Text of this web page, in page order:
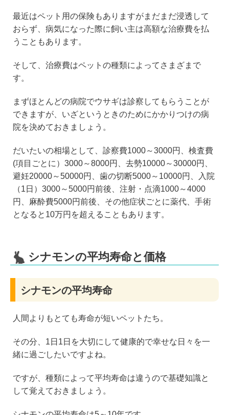
最近はペット用の保険もありますがまだまだ浸透して
おらず、病気になった際に飼い主は高額な治療費を払
うこともあります。
そして、治療費はペットの種類によってさまざまで
す。
まずほとんどの病院でウサギは診察してもらうことが
できますが、いざというときのためにかかりつけの病
院を決めておきましょう。
だいたいの相場として、診察費1000～3000円、検査費
(項目ごとに）3000～8000円、去勢10000～30000円、
避妊20000～50000円、歯の切断5000～10000円、入院
（1日）3000～5000円前後、注射・点滴1000～4000
円、麻酔費5000円前後、その他症状ごとに薬代、手術
となると10万円を超えることもあります。
シナモンの平均寿命と価格
シナモンの平均寿命
人間よりもとても寿命が短いペットたち。
その分、1日1日を大切にして健康的で幸せな日々を一
緒に過ごしたいですよね。
ですが、種類によって平均寿命は違うので基礎知識と
して覚えておきましょう。